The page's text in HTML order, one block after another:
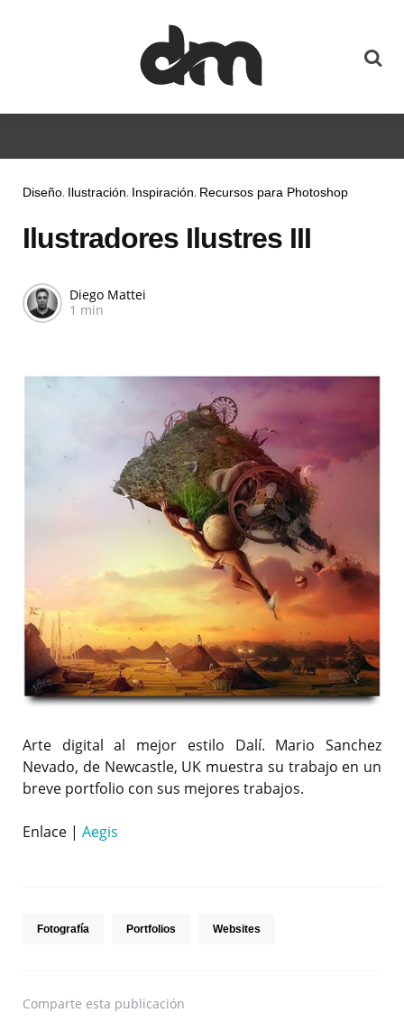
Diseño Ilustración Inspiración Recursos para Photoshop
Ilustradores Ilustres III
Diego Mattei
1 min
Arte digital al mejor estilo Dalí. Mario Sanchez
Nevado, de Newcastle, UK muestra su trabajo en un
breve portfolio con sus mejores trabajos.
Enlace | Aegis
Fotografía Portfolios Websites
Comparte esta publicación